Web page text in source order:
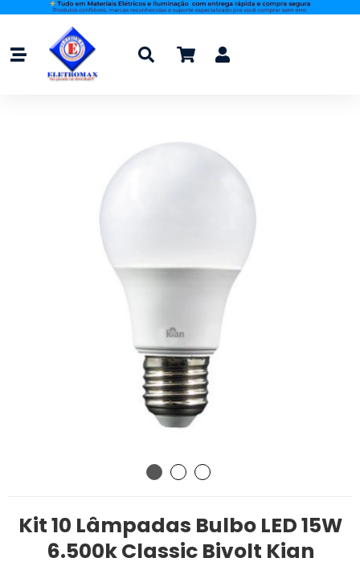
Kit 10 Lâmpadas Bulbo LED 15W
6.500k Classic Bivolt Kian